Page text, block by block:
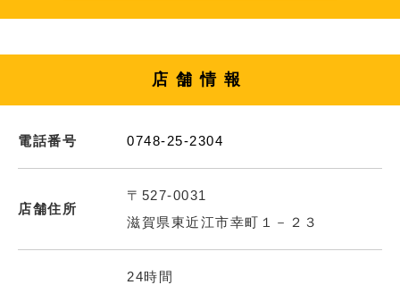
店舗情報
電話番号 0748-25-2304
店舗住所
〒527-0031
滋賀県東近江市幸町１－２３
24時間